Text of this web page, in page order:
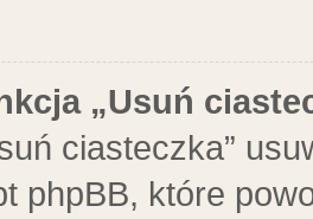
„Usuń
ciasteczka”
phpBB, które